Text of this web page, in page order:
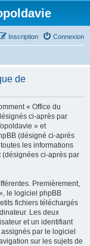
Connexion
Inscription
de
« Office du
ci-après par
» et
(désigné ci-après
les informations
(désignées ci-après par
Premièrement,
le logiciel phpBB
fichiers téléchargés
Les deux
et un identifiant
par le logiciel
sur les sujets de